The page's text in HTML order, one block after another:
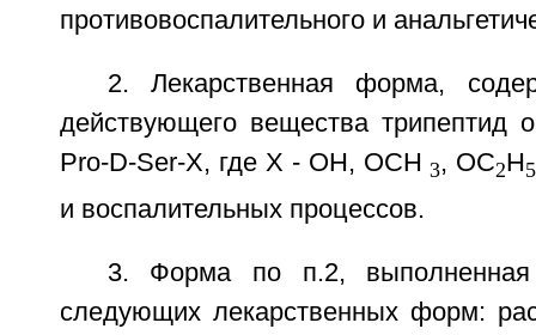
противовоспалительного и
2. Лекарственная форма,
действующего вещества
Pro-D-Ser-X, где X - OH, OCH 3, OC2H5
и воспалительных процессов.
3. Форма по п.2,
следующих лекарственных форм: